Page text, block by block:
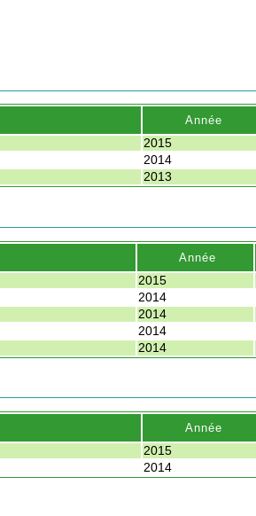
Année
2015
2014
2013
Année
2015
2014
2014
2014
2014
Année
2015
2014